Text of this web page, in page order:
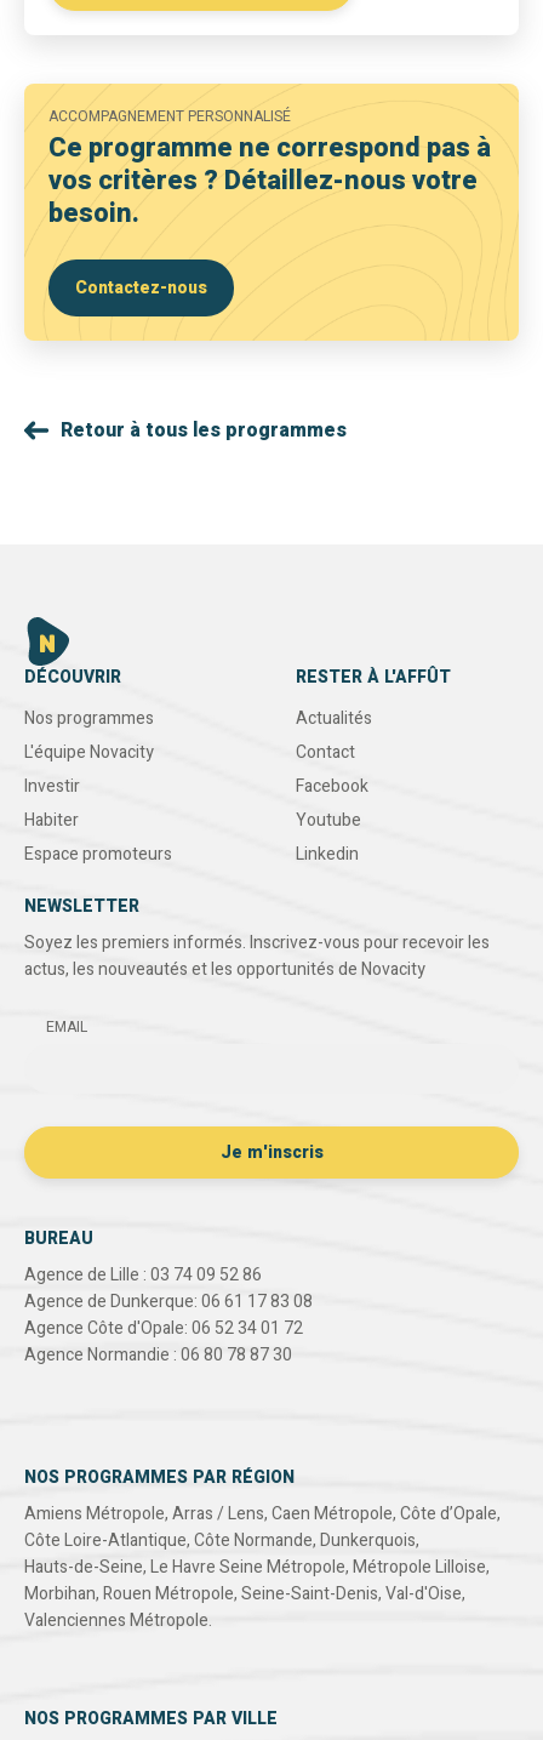
ACCOMPAGNEMENT PERSONNALISÉ
Ce programme ne correspond pas à
vos critères ? Détaillez-nous votre
besoin.
Contactez-nous
Retour à tous les programmes
DÉCOUVRIR
Nos programmes
L'équipe Novacity
Investir
Habiter
Espace promoteurs
RESTER À L'AFFÛT
Actualités
Contact
Facebook
Youtube
Linkedin
NEWSLETTER
Soyez les premiers informés. Inscrivez-vous pour recevoir les
actus, les nouveautés et les opportunités de Novacity
EMAIL
BUREAU
Agence de Lille : 03 74 09 52 86
Agence de Dunkerque: 06 61 17 83 08
Agence Côte d'Opale: 06 52 34 01 72
Agence Normandie : 06 80 78 87 30
NOS PROGRAMMES PAR RÉGION
Amiens Métropole,Arras / Lens,Caen Métropole,Côte d’Opale,
Côte Loire-Atlantique,Côte Normande,Dunkerquois,
Hauts-de-Seine,Le Havre Seine Métropole,Métropole Lilloise,
Morbihan,Rouen Métropole,Seine-Saint-Denis,Val-d'Oise,
Valenciennes Métropole.
NOS PROGRAMMES PAR VILLE